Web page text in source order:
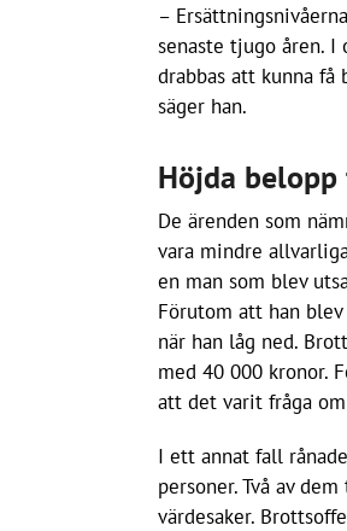
–
senaste tjugo åren. I
drabbas att kunna
säger han.
Höjda
De ärenden som
vara mindre
en man som blev
Förutom att han
när han låg ned.
med 40 000 kronor.
att det varit fråga
I ett annat fall
personer. Två av
värdesaker.